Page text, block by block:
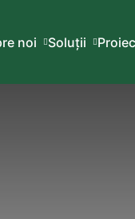
noi Soluții